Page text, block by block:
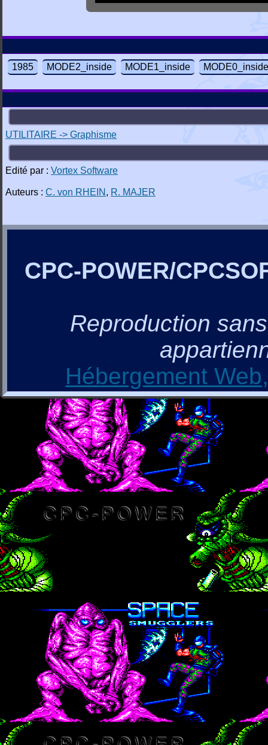
1985 MODE2_inside MODE1_inside MODE0_inside
UTILITAIRE -> Graphisme
Edité par : Vortex Software
Auteurs : C. von RHEIN , R. MAJER
CPC-POWER/
Reproduction
Hébergement